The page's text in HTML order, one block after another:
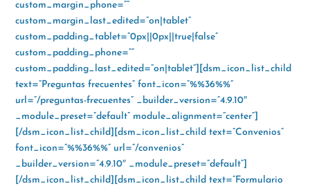
custom_margin_phone=””
custom_margin_last_edited=”on|tablet”
custom_padding_tablet=”0px||0px||true|false”
custom_padding_phone=””
custom_padding_last_edited=”on|tablet”][dsm_icon_list_child
text=”Preguntas frecuentes” font_icon=”%%36%%”
url=”/preguntas-frecuentes” _builder_version=”4.9.10″
_module_preset=”default” module_alignment=”center”]
[/dsm_icon_list_child][dsm_icon_list_child text=”Convenios”
font_icon=”%%36%%” url=”/convenios”
_builder_version=”4.9.10″ _module_preset=”default”]
[/dsm_icon_list_child][dsm_icon_list_child text=”Formulario